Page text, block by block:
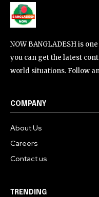
NOW BANGLADESH is
you can get the latest
world situations. Follow
COMPANY
About Us
Careers
Contact us
TRENDING